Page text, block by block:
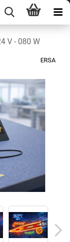
V - 080 W
ERSA